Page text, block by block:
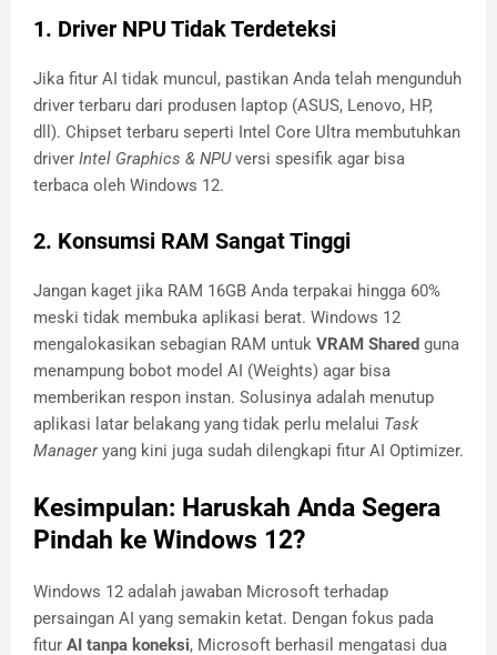
1. Driver NPU Tidak Terdeteksi
Jika fitur AI tidak muncul, pastikan Anda telah mengunduh
driver terbaru dari produsen laptop (ASUS, Lenovo, HP,
dll). Chipset terbaru seperti Intel Core Ultra membutuhkan
driver Intel Graphics & NPUversi spesifik agar bisa
terbaca oleh Windows 12.
2. Konsumsi RAM Sangat Tinggi
Jangan kaget jika RAM 16GB Anda terpakai hingga 60%
meski tidak membuka aplikasi berat. Windows 12
mengalokasikan sebagian RAM untuk VRAM Shared guna
menampung bobot model AI (Weights) agar bisa
memberikan respon instan. Solusinya adalah menutup
aplikasi latar belakang yang tidak perlu melalui Task
Manageryang kini juga sudah dilengkapi fitur AI Optimizer.
Kesimpulan: Haruskah Anda Segera
Pindah ke Windows 12?
Windows 12 adalah jawaban Microsoft terhadap
persaingan AI yang semakin ketat. Dengan fokus pada
fitur AI tanpa koneksi, Microsoft berhasil mengatasi dua